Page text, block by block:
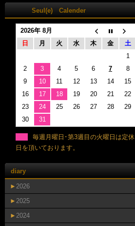
Seul(e) Calender
2026年 8月
日
月 火 水 木 金
土
1
2
3 4 5 6 7
8
9
10 11 12 13 14
15
16
17 18 19 20 21
22
23
24 25 26 27 28
29
30
31
毎週月曜日･第3週目の火曜日は定休
日を頂いております。
diary
► 2026
► 2025
► 2024